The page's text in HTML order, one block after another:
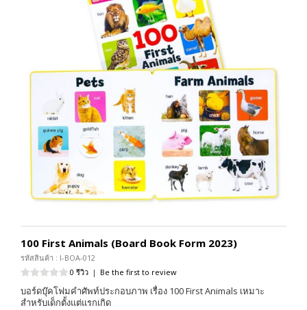
100 First Animals (Board Book Form 2023)
รหัสสินค้า : I-BOA-012
0 รีวิว | Be the first to review
บอร์ดบุ๊คโฟมคำศัพท์ประกอบภาพ เรื่อง 100 First Animals เหมาะ
สำหรับเด็กตั้งแต่แรกเกิด